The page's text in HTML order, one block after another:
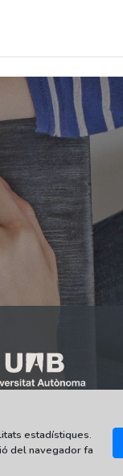
estadístiques.
del navegador fa